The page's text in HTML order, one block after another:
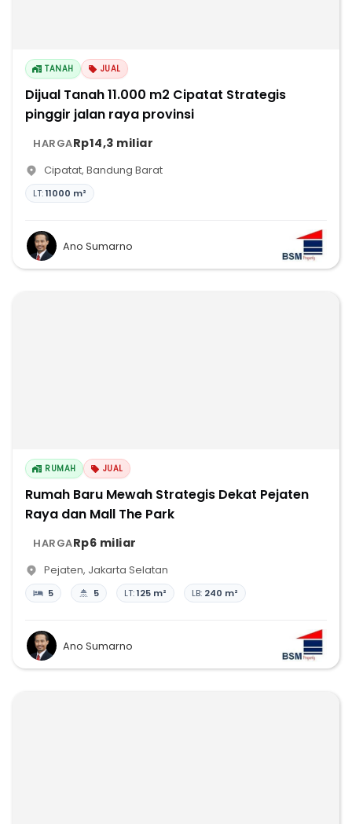
TANAH JUAL
Dijual Tanah 11.000 m2 Cipatat Strategis
pinggir jalan raya provinsi
HARGARp14,3 miliar
Cipatat, Bandung Barat
LT:11000 m²
Ano Sumarno
RUMAH JUAL
Rumah Baru Mewah Strategis Dekat Pejaten
Raya dan Mall The Park
HARGARp6 miliar
Pejaten, Jakarta Selatan
5 5 LT:125 m² LB: 240 m²
Ano Sumarno